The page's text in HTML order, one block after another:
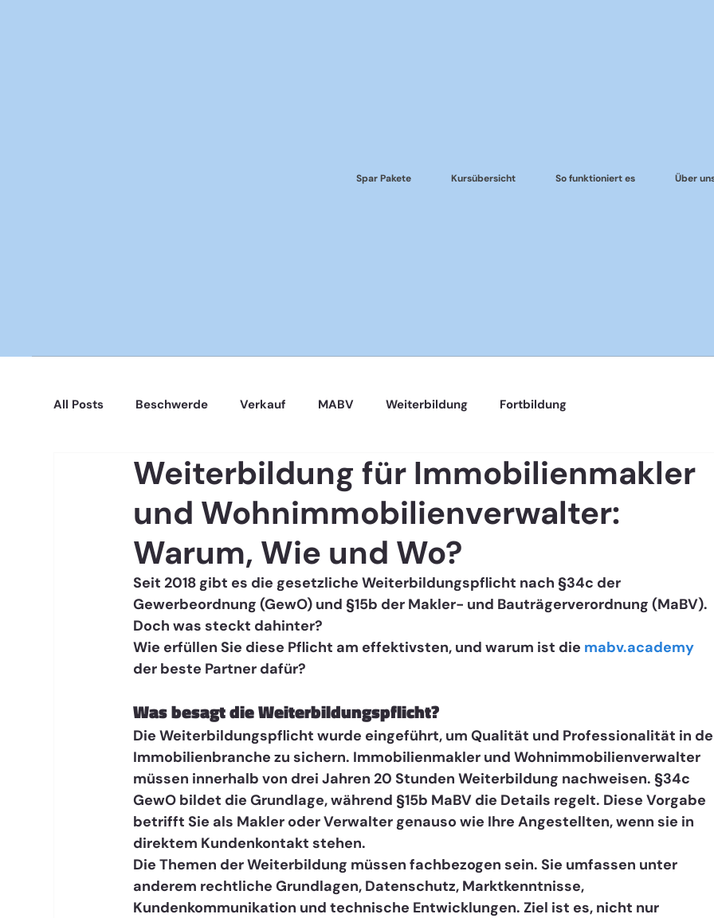
Spar Pakete Kursübersicht So funktioniert es Über
All Posts Beschwerde Verkauf MABV Weiterbildung Fortbildung
Weiterbildung für Immobilienmakler
und Wohnimmobilienverwalter:
Warum, Wie und Wo?
Seit 2018 gibt es die gesetzliche Weiterbildungspflicht nach §34c der
Gewerbeordnung (GewO) und §15b der Makler- und Bauträgerverordnung (MaBV).
Doch was steckt dahinter?
Wie erfüllen Sie diese Pflicht am effektivsten, und warum ist die mabv.academy
der beste Partner dafür?
Was besagt die Weiterbildungspflicht?
Die Weiterbildungspflicht wurde eingeführt, um Qualität und Professionalität in
Immobilienbranche zu sichern. Immobilienmakler und Wohnimmobilienverwalter
müssen innerhalb von drei Jahren 20 Stunden Weiterbildung nachweisen. §34c
GewO bildet die Grundlage, während §15b MaBV die Details regelt. Diese Vorgabe
betrifft Sie als Makler oder Verwalter genauso wie Ihre Angestellten, wenn sie in
direktem Kundenkontakt stehen.
Die Themen der Weiterbildung müssen fachbezogen sein. Sie umfassen unter
anderem rechtliche Grundlagen, Datenschutz, Marktkenntnisse,
Kundenkommunikation und technische Entwicklungen. Ziel ist es, nicht nur